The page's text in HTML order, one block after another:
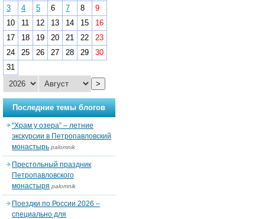
3
4 5 6 7 8
9
10
11 12 13 14 15
16
17
18 19 20 21 22
23
24
25 26 27 28 29
30
31
>
Последние темы блогов
“Храм у озера” – летние
экскурсии в Петропавловский
монастырь palomnik
Престольный праздник
Петропавловского
монастыря palomnik
Поездки по России 2026 –
специально для